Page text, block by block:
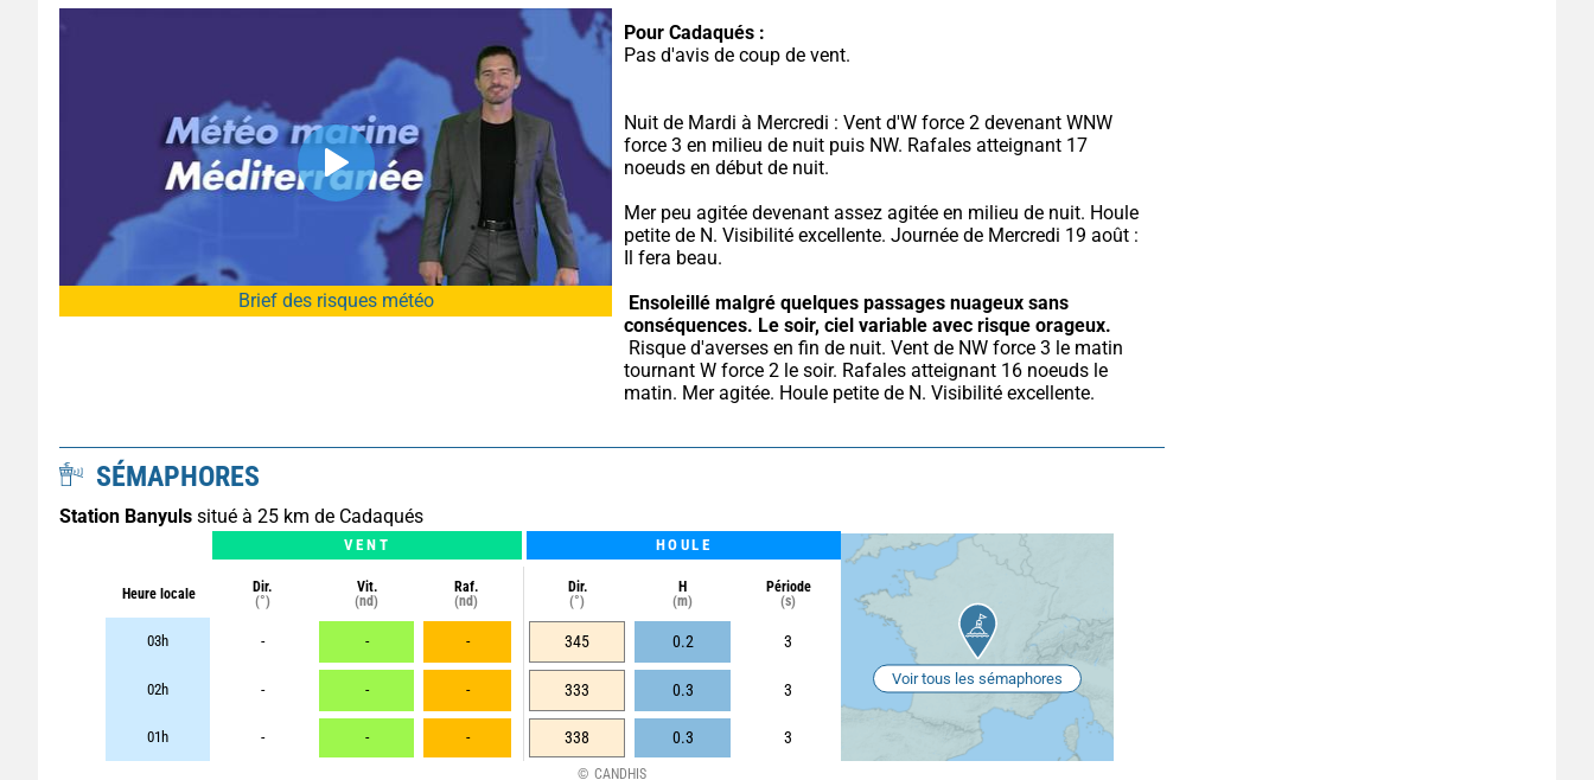
Brief des risques météo
Pour Cadaqués :
Pas d'avis de coup de vent.
Nuit de Mardi à Mercredi : Vent d'W force 2 devenant WNW
force 3 en milieu de nuit puis NW. Rafales atteignant 17
noeuds en début de nuit.
Mer peu agitée devenant assez agitée en milieu de nuit. Houle
petite de N. Visibilité excellente. Journée de Mercredi 19 août :
Il fera beau.
Ensoleillé malgré quelques passages nuageux sans
conséquences. Le soir, ciel variable avec risque orageux.
tournant W force 2 le soir. Rafales atteignant 16 noeuds le
matin. Mer agitée. Houle petite de N. Visibilité excellente.
SÉMAPHORES
Station Banyuls situé à 25 km de Cadaqués
VENT HOULE
Heure locale
Dir.
(°)
Vit.
(nd)
Raf.
(nd)
Dir.
(°)
H
(m)
Période
(s)
03h - - - 345 0.2 3
02h - - - 333 0.3 3
01h - - - 338 0.3 3
Voir tous les sémaphores
CANDHIS